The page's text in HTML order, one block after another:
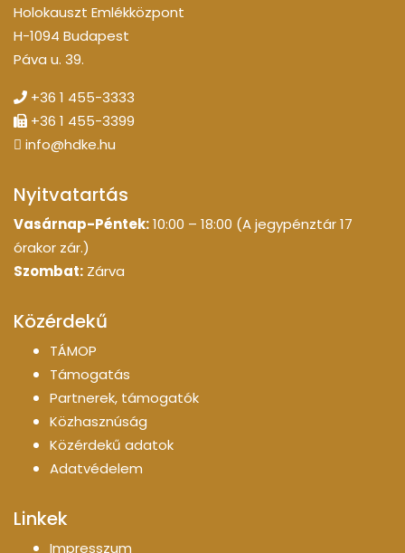
Holokauszt Emlékközpont
H-1094 Budapest
Páva u. 39.
+36 1 455-3333
+36 1 455-3399
info@hdke.hu
Nyitvatartás
Vasárnap-Péntek:10:00 – 18:00 (A jegypénztár 17
órakor zár.)
Szombat: Zárva
Közérdekű
TÁMOP
Támogatás
Partnerek, támogatók
Közhasznúság
Közérdekű adatok
Adatvédelem
Linkek
Impresszum